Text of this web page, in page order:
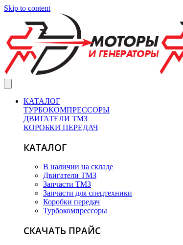
Skip to content
КАТАЛОГ
ТУРБОКОМПРЕССОРЫ
ДВИГАТЕЛИ ТМЗ
КОРОБКИ ПЕРЕДАЧ
КАТАЛОГ
В наличии на складе
Двигатели ТМЗ
Запчасти ТМЗ
Запчасти для спецтехники
Коробки передач
Турбокомпрессоры
СКАЧАТЬ ПРАЙС